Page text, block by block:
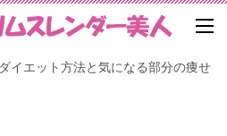
イエット方法と気になる部分の痩せ